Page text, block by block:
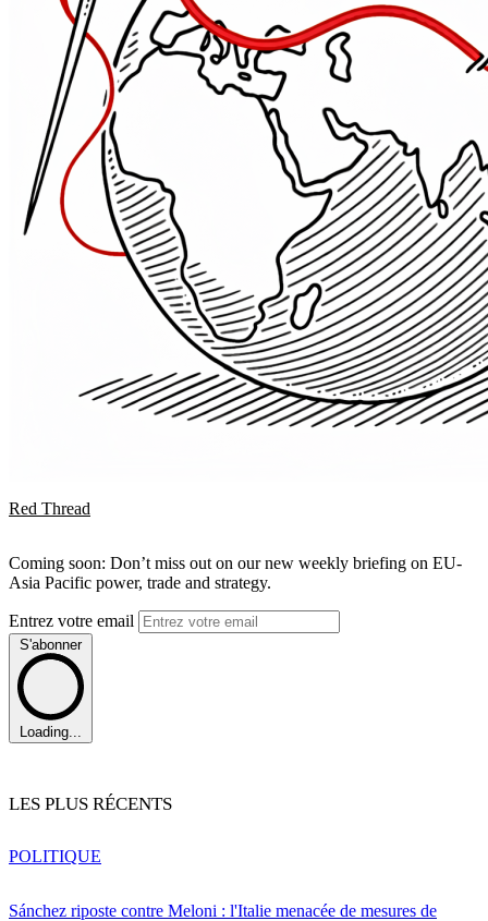
Red Thread
Coming soon: Don’t miss out on our new weekly briefing on EU-
Asia Pacific power, trade and strategy.
Entrez votre email
S'abonner
Loading...
LES PLUS RÉCENTS
Sánchez riposte contre Meloni : l'Italie menacée de mesures de
POLITIQUE